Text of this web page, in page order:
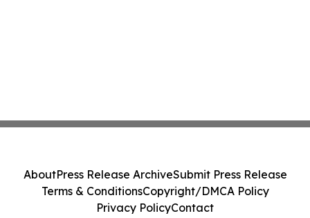
AboutPress Release ArchiveSubmit Press Release
Terms & ConditionsCopyright/DMCA Policy
Privacy PolicyContact